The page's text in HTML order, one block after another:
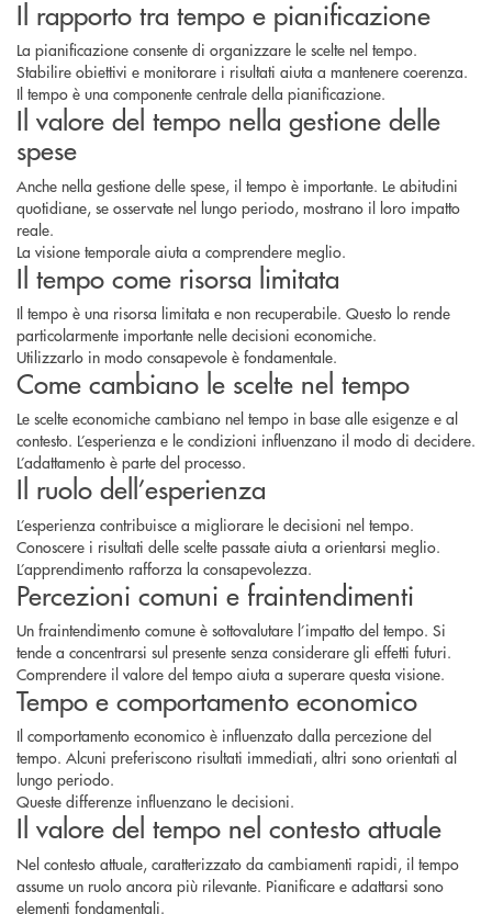
Il rapporto tra tempo e pianificazione
La pianificazione consente di organizzare le scelte nel tempo.
Stabilire obiettivi e monitorare i risultati aiuta a mantenere coerenza.
Il tempo è una componente centrale della pianificazione.
Il valore del tempo nella gestione delle
spese
Anche nella gestione delle spese, il tempo è importante. Le abitudini
quotidiane, se osservate nel lungo periodo, mostrano il loro impatto
reale.
La visione temporale aiuta a comprendere meglio.
Il tempo come risorsa limitata
Il tempo è una risorsa limitata e non recuperabile. Questo lo rende
particolarmente importante nelle decisioni economiche.
Utilizzarlo in modo consapevole è fondamentale.
Come cambiano le scelte nel tempo
Le scelte economiche cambiano nel tempo in base alle esigenze e al
contesto. L’esperienza e le condizioni influenzano il modo di decidere.
L’adattamento è parte del processo.
Il ruolo dell’esperienza
L’esperienza contribuisce a migliorare le decisioni nel tempo.
Conoscere i risultati delle scelte passate aiuta a orientarsi meglio.
L’apprendimento rafforza la consapevolezza.
Percezioni comuni e fraintendimenti
Un fraintendimento comune è sottovalutare l’impatto del tempo. Si
tende a concentrarsi sul presente senza considerare gli effetti futuri.
Comprendere il valore del tempo aiuta a superare questa visione.
Tempo e comportamento economico
Il comportamento economico è influenzato dalla percezione del
tempo. Alcuni preferiscono risultati immediati, altri sono orientati al
lungo periodo.
Queste differenze influenzano le decisioni.
Il valore del tempo nel contesto attuale
Nel contesto attuale, caratterizzato da cambiamenti rapidi, il tempo
assume un ruolo ancora più rilevante. Pianificare e adattarsi sono
elementi fondamentali.